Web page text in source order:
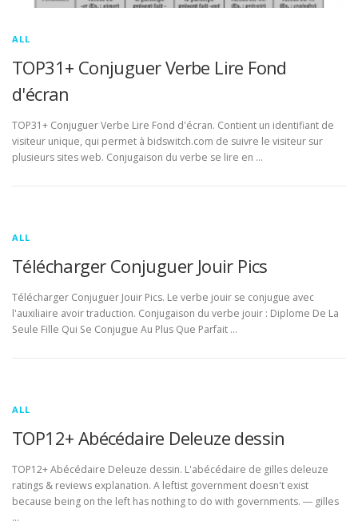
ALL
TOP31+ Conjuguer Verbe Lire Fond
d'écran
TOP31+ Conjuguer Verbe Lire Fond d'écran. Contient un identifiant de
visiteur unique, qui permet à bidswitch.com de suivre le visiteur sur
plusieurs sites web. Conjugaison du verbe se lire en …
ALL
Télécharger Conjuguer Jouir Pics
Télécharger Conjuguer Jouir Pics. Le verbe jouir se conjugue avec
l'auxiliaire avoir traduction. Conjugaison du verbe jouir : Diplome De La
Seule Fille Qui Se Conjugue Au Plus Que Parfait …
ALL
TOP12+ Abécédaire Deleuze dessin
TOP12+ Abécédaire Deleuze dessin. L'abécédaire de gilles deleuze
ratings & reviews explanation. A leftist government doesn't exist
because being on the left has nothing to do with governments. ― gilles
…